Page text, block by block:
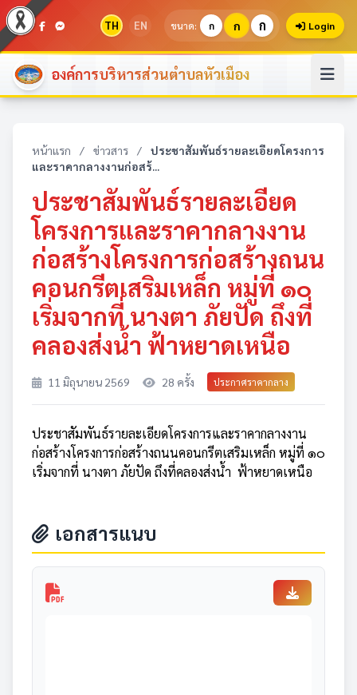
TH EN ขนาด: ก ก ก Login
องค์การบริหารส่วนตำบลหัวเมือง
หน้าแรก / ข่าวสาร /
ประชาสัมพันธ์รายละเอียดโครงการ
และราคากลางงานก่อสร้...
ประชาสัมพันธ์รายละเอียด
โครงการและราคากลางงาน
ก่อสร้างโครงการก่อสร้างถนน
คอนกรีตเสริมเหล็ก หมู่ที่ ๑๐
เริ่มจากที่ นางตา ภัยปัด ถึงที่
คลองส่งน้ำ ฟ้าหยาดเหนือ
11 มิถุนายน 2569 28 ครั้ง ประกาศราคากลาง
ประชาสัมพันธ์รายละเอียดโครงการและราคากลางงาน
ก่อสร้างโครงการก่อสร้างถนนคอนกรีตเสริมเหล็ก หมู่ที่ ๑๐
เริ่มจากที่ นางตา ภัยปัด ถึงที่คลองส่งน้ำ ฟ้าหยาดเหนือ
เอกสารแนบ